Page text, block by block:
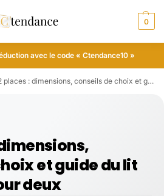
0
avec le code « Ctendance10 »
: dimensions, conseils de choix et guide du lit électrique pour deux
et guide du lit
deux